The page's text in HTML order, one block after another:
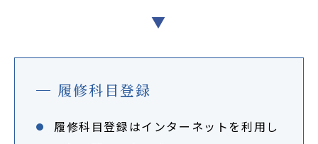
▼
履修科目登録
履修科目登録はインターネットを利用し